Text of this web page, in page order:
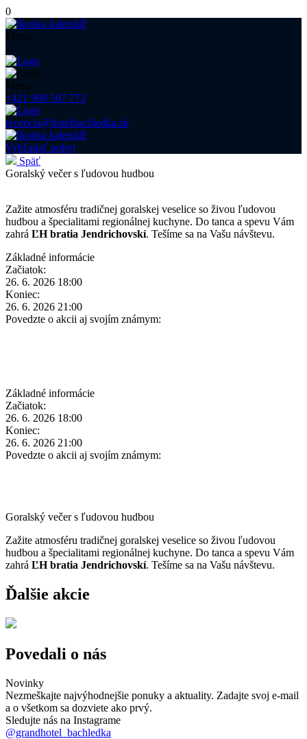
0
Menu
Menu
+421 908 507 773
recepcia@hotelbachledka.sk
Vyhľadať pobyt
Späť
Goralský večer s ľudovou hudbou
Zažite atmosféru tradičnej goralskej veselice so živou ľudovou
hudbou a špecialitami regionálnej kuchyne. Do tanca a spevu Vám
zahrá ĽH bratia Jendrichovskí. Tešíme sa na Vašu návštevu.
Základné informácie
Začiatok:
26. 6. 2026 18:00
Koniec:
26. 6. 2026 21:00
Povedzte o akcii aj svojím známym:
Základné informácie
Začiatok:
26. 6. 2026 18:00
Koniec:
26. 6. 2026 21:00
Povedzte o akcii aj svojím známym:
Goralský večer s ľudovou hudbou
Zažite atmosféru tradičnej goralskej veselice so živou ľudovou
hudbou a špecialitami regionálnej kuchyne. Do tanca a spevu Vám
zahrá ĽH bratia Jendrichovskí. Tešíme sa na Vašu návštevu.
Ďalšie akcie
Povedali o nás
Novinky
Nezmeškajte najvýhodnejšie ponuky a aktuality. Zadajte svoj e-mail
a o všetkom sa dozviete ako prvý.
Sledujte nás na Instagrame
@grandhotel_bachledka